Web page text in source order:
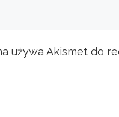
używa Akismet do